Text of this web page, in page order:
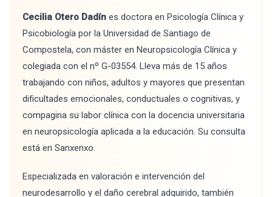
Cecilia Otero Dadín es doctora en Psicología Clínica y
Psicobiología por la Universidad de Santiago de
Compostela, con máster en Neuropsicología Clínica y
colegiada con el nº G-03554. Lleva más de 15 años
trabajando con niños, adultos y mayores que presentan
dificultades emocionales, conductuales o cognitivas, y
compagina su labor clínica con la docencia universitaria
en neuropsicología aplicada a la educación. Su consulta
está en Sanxenxo.
Especializada en valoración e intervención del
neurodesarrollo y el daño cerebral adquirido, también